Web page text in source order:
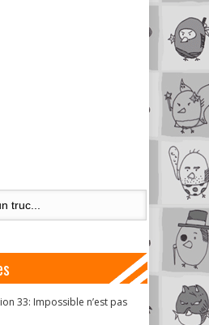
33: Impossible n’est pas